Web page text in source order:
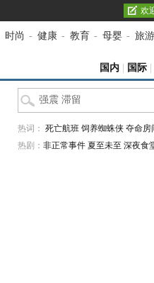
欢
时尚 - 健康 - 教育 - 母婴 - 旅游
国内 国际
热词： 死亡航班 饲养蜘蛛侠 夺命房
热剧： 非正常事件 夏至未至 深夜食